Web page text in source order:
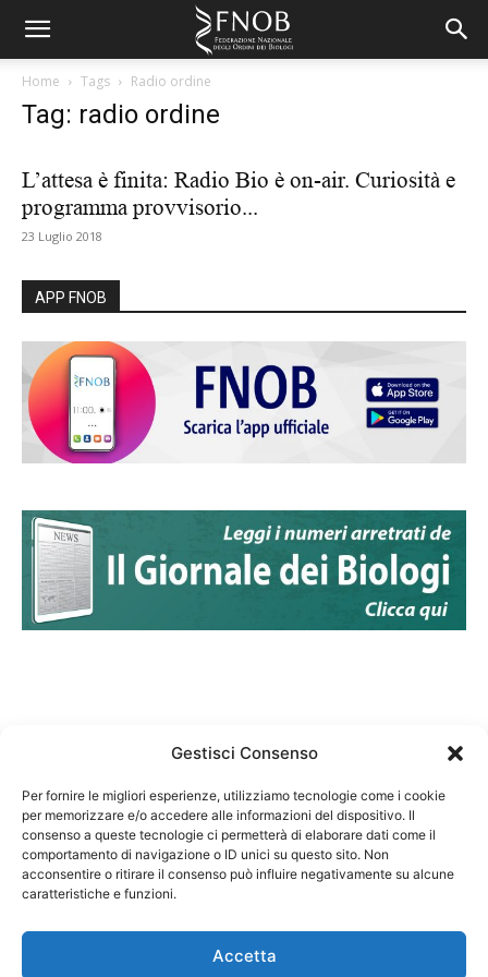
Gestisci Consenso
Per fornire le migliori esperienze, utilizziamo tecnologie come i cookie
per memorizzare e/o accedere alle informazioni del dispositivo. Il
consenso a queste tecnologie ci permetterà di elaborare dati come il
comportamento di navigazione o ID unici su questo sito. Non
acconsentire o ritirare il consenso può influire negativamente su alcune
caratteristiche e funzioni.
Accetta
Home Tags Radio ordine
Tag: radio ordine
L’attesa è finita: Radio Bio è on-air. Curiosità e
programma provvisorio...
23 Luglio 2018
APP FNOB
Federazione Nazionale Degli Ordini dei Biologi:
codice fiscale 80069130583
Responsabile sito internet www.fnob.it: Vincenzo